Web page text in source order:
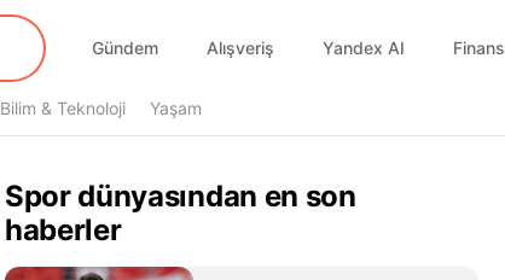
Gündem Alışveriş Yandex AI Finans
Bilim & Teknoloji Yaşam
Spor dünyasından en son
haberler